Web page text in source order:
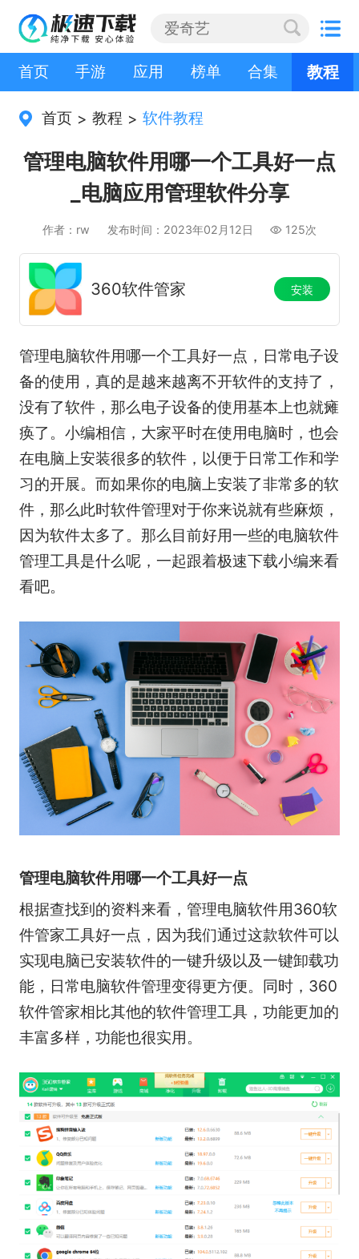
首页 手游 应用 榜单 合集 教程
首页 > 教程 > 软件教程
管理电脑软件用哪一个工具好一点
_电脑应用管理软件分享
作者：rw 发布时间：2023年02月12日 125次
360软件管家 安装
管理电脑软件用哪一个工具好一点，日常电子设
备的使用，真的是越来越离不开软件的支持了，
没有了软件，那么电子设备的使用基本上也就瘫
痪了。小编相信，大家平时在使用电脑时，也会
在电脑上安装很多的软件，以便于日常工作和学
习的开展。而如果你的电脑上安装了非常多的软
件，那么此时软件管理对于你来说就有些麻烦，
因为软件太多了。那么目前好用一些的电脑软件
管理工具是什么呢，一起跟着极速下载小编来看
看吧。
管理电脑软件用哪一个工具好一点
根据查找到的资料来看，管理电脑软件用360软
件管家工具好一点，因为我们通过这款软件可以
实现电脑已安装软件的一键升级以及一键卸载功
能，日常电脑软件管理变得更方便。同时，360
软件管家相比其他的软件管理工具，功能更加的
丰富多样，功能也很实用。